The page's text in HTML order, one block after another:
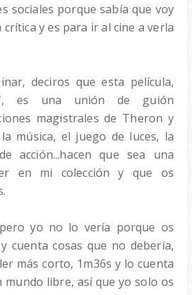
sociales porque sabía que voy
y es para ir al cine a verla
deciros que esta película,
, es una unión de guión
magistrales de Theron y
música, el juego de luces, la
acción...hacen que sea una
en mi colección y que os
yo no lo vería porque os
cuenta cosas que no debería,
más corto, 1m36s y lo cuenta
mundo libre, así que yo solo os